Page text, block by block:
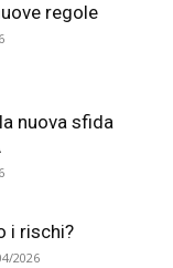
regole
nuova sfida
i rischi?
2026